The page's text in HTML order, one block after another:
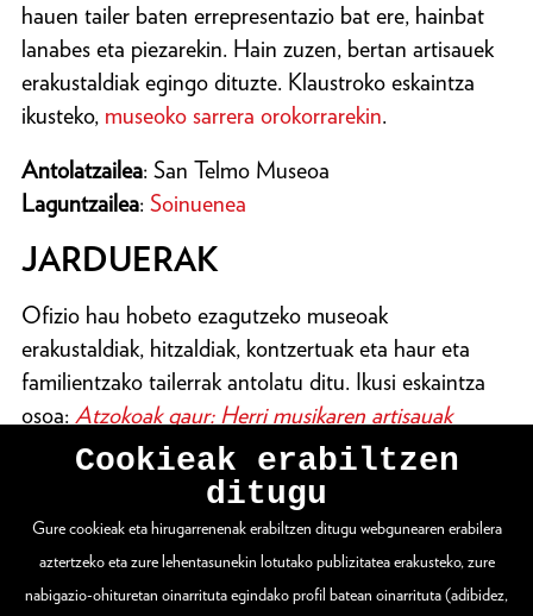
hauen tailer baten errepresentazio bat ere, hainbat
lanabes eta piezarekin. Hain zuzen, bertan artisauek
erakustaldiak egingo dituzte. Klaustroko eskaintza
ikusteko, museoko sarrera orokorrarekin.
Antolatzailea: San Telmo Museoa
Laguntzailea: Soinuenea
JARDUERAK
Ofizio hau hobeto ezagutzeko museoak
erakustaldiak, hitzaldiak, kontzertuak eta haur eta
familientzako tailerrak antolatu ditu. Ikusi eskaintza
osoa: Atzokoak gaur: Herri musikaren artisauak
WEBGUNE OSOA IKUSI
Cookieak erabiltzen
ditugu
Gure cookieak eta hirugarrenenak erabiltzen ditugu webgunearen erabilera
aztertzeko eta zure lehentasunekin lotutako publizitatea erakusteko, zure
nabigazio-ohituretan oinarrituta egindako profil batean oinarrituta (adibidez,